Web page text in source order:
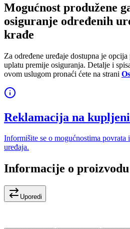
Mogućnost produžene
osiguranje određenih
krađe
Za određene uređaje dostupna je
uplatu premije osiguranja. Detalje i
ovom uslugom pronaći ćete na strani
Reklamacija na
Informišite se o mogućnostima
uređaja.
Informacije o proizvodu
Uporedi